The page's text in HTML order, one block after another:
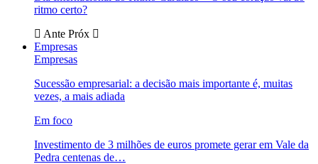
ritmo certo?
Ante Próx
Empresas
Empresas
Sucessão empresarial: a decisão mais importante é, muitas
vezes, a mais adiada
Em foco
Investimento de 3 milhões de euros promete gerar em Vale da
Pedra centenas de…